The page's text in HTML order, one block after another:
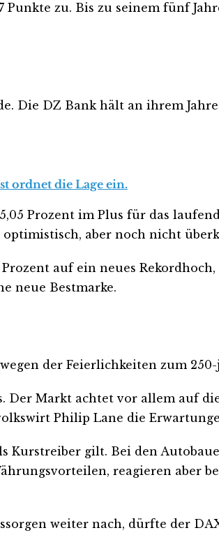
Punkte zu. Bis zu seinem fünf
DZ Bank hält an ihrem
ordnet die Lage ein.
Prozent im Plus für das
optimistisch, aber noch nicht
auf ein neues
neue Bestmarke.
der Feierlichkeiten zum
Der Markt achtet vor allem auf
Philip Lane die
gilt. Bei den
reagieren aber
weiter nach, dürfte der